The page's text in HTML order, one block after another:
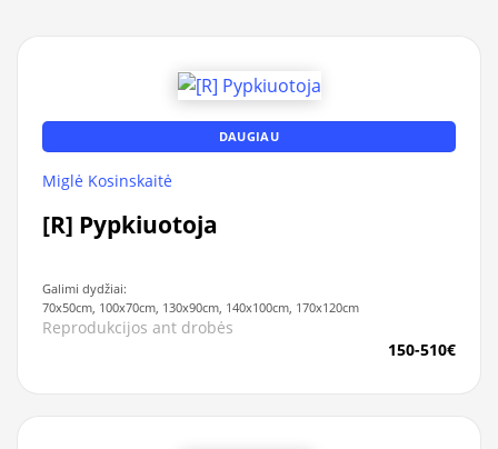
DAUGIAU
Miglė Kosinskaitė
[R] Pypkiuotoja
Galimi dydžiai:
70x50cm, 100x70cm, 130x90cm, 140x100cm, 170x120cm
Reprodukcijos ant drobės
150-510€